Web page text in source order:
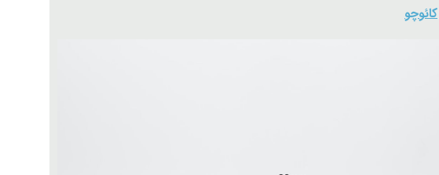
کائوچو